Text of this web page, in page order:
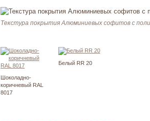
Текстура покрытия Алюминиевых софитов с
Шоколадно-
коричневый RAL
8017
Белый RR 20